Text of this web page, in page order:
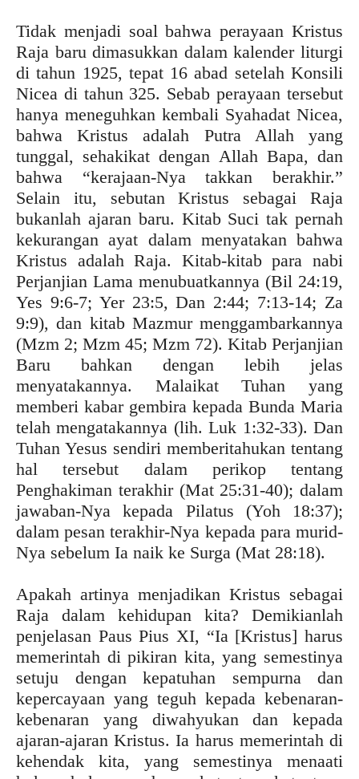
Tidak menjadi soal bahwa perayaan Kristus
Raja baru dimasukkan dalam kalender liturgi
di tahun 1925, tepat 16 abad setelah Konsili
Nicea di tahun 325. Sebab perayaan tersebut
hanya meneguhkan kembali Syahadat Nicea,
bahwa Kristus adalah Putra Allah yang
tunggal, sehakikat dengan Allah Bapa, dan
bahwa “kerajaan-Nya takkan berakhir.”
Selain itu, sebutan Kristus sebagai Raja
bukanlah ajaran baru. Kitab Suci tak pernah
kekurangan ayat dalam menyatakan bahwa
Kristus adalah Raja. Kitab-kitab para nabi
Perjanjian Lama menubuatkannya (Bil 24:19,
Yes 9:6-7; Yer 23:5, Dan 2:44; 7:13-14; Za
9:9), dan kitab Mazmur menggambarkannya
(Mzm 2; Mzm 45; Mzm 72). Kitab Perjanjian
Baru bahkan dengan lebih jelas
menyatakannya. Malaikat Tuhan yang
memberi kabar gembira kepada Bunda Maria
telah mengatakannya (lih. Luk 1:32-33). Dan
Tuhan Yesus sendiri memberitahukan tentang
hal tersebut dalam perikop tentang
Penghakiman terakhir (Mat 25:31-40); dalam
jawaban-Nya kepada Pilatus (Yoh 18:37);
dalam pesan terakhir-Nya kepada para murid-
Nya sebelum Ia naik ke Surga (Mat 28:18).
Apakah artinya menjadikan Kristus sebagai
Raja dalam kehidupan kita? Demikianlah
penjelasan Paus Pius XI, “Ia [Kristus] harus
memerintah di pikiran kita, yang semestinya
setuju dengan kepatuhan sempurna dan
kepercayaan yang teguh kepada kebenaran-
kebenaran yang diwahyukan dan kepada
ajaran-ajaran Kristus. Ia harus memerintah di
kehendak kita, yang semestinya menaati